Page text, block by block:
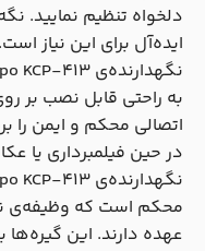
ایده‌آل برای این نیاز است.
به راحتی قابل نصب بر
اتصالی محکم و ایمن را
در حین فیلمبرداری یا
محکم است که وظیفه‌ی
عهده دارند. این